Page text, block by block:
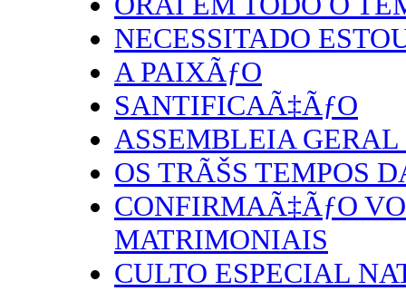
NECESSITADO
A PAIXÃƒO
SANTIFICAÃ‡ÃƒO
ASSEMBLEIA GERAL
OS TRÃŠS TEMPOS
CONFIRMAÃ‡ÃƒO
MATRIMONIAIS
CULTO ESPECIAL